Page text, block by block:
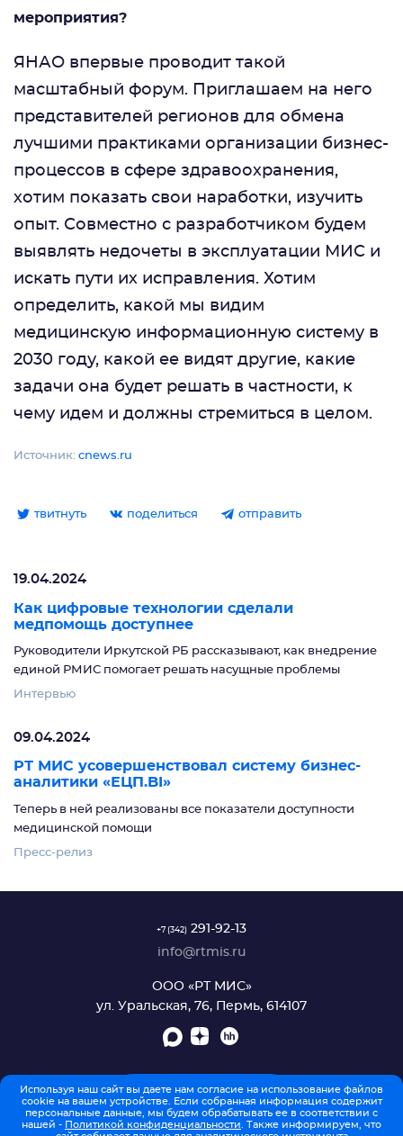
мероприятия?
ЯНАО впервые проводит такой
масштабный форум. Приглашаем на него
представителей регионов для обмена
лучшими практиками организации бизнес-
процессов в сфере здравоохранения,
хотим показать свои наработки, изучить
опыт. Совместно с разработчиком будем
выявлять недочеты в эксплуатации МИС и
искать пути их исправления. Хотим
определить, какой мы видим
медицинскую информационную систему в
2030 году, какой ее видят другие, какие
задачи она будет решать в частности, к
чему идем и должны стремиться в целом.
Источник: cnews.ru
твитнуть поделиться отправить
19.04.2024
Как цифровые технологии сделали
медпомощь доступнее
Руководители Иркутской РБ рассказывают, как внедрение
единой РМИС помогает решать насущные проблемы
Интервью
09.04.2024
РТ МИС усовершенствовал систему бизнес-
аналитики «ЕЦП.BI»
Теперь в ней реализованы все показатели доступности
медицинской помощи
Пресс-релиз
+7 (342) 291-92-13
info@rtmis.ru
ООО «РТ МИС»
ул. Уральская, 76, Пермь, 614107
ОБРАТНАЯ СВЯЗЬ
Используя наш сайт вы даете нам согласие на использование файлов
cookie на вашем устройстве. Если собранная информация содержит
персональные данные, мы будем обрабатывать ее в соответствии с
нашей - Политикой конфиденциальности . Также информируем, что